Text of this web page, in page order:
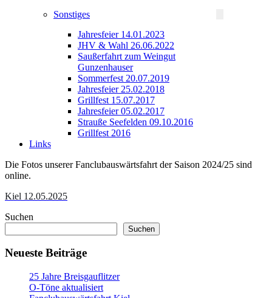
Sonstiges
Jahresfeier 14.01.2023
JHV & Wahl 26.06.2022
Saußerfahrt zum Weingut
Gunzenhauser
Sommerfest 20.07.2019
Jahresfeier 25.02.2018
Grillfest 15.07.2017
Jahresfeier 05.02.2017
Strauße Seefelden 09.10.2016
Grillfest 2016
Links
Die Fotos unserer Fanclubauswärtsfahrt der Saison 2024/25 sind
online.
Kiel 12.05.2025
Suchen
Suchen
Neueste Beiträge
25 Jahre Breisgauflitzer
O-Töne aktualisiert